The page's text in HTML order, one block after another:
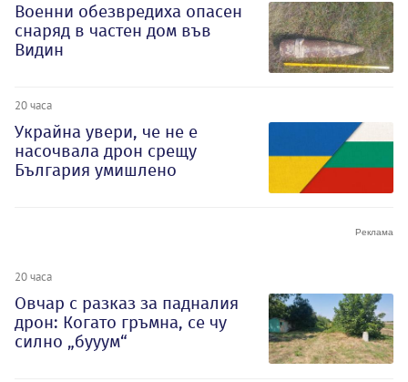
Военни обезвредиха опасен
снаряд в частен дом във
Видин
20 часа
Украйна увери, че не е
насочвала дрон срещу
България умишлено
20 часа
Овчар с разказ за падналия
дрон: Когато гръмна, се чу
силно „бууум“